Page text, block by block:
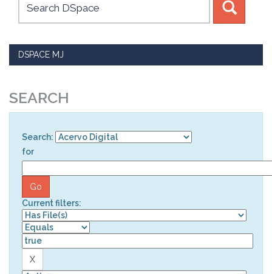
DSPACE MJ
SEARCH
Search:
for
Current filters: